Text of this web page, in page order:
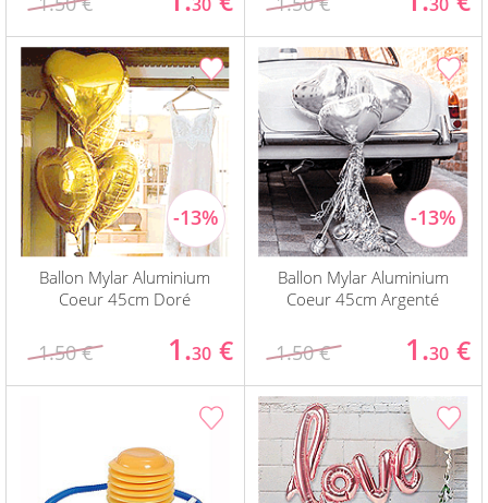
30 30
Ballon Mylar Aluminium
Coeur 45cm Doré
1.50 € 1.30 €
Ballon Mylar Aluminium
Coeur 45cm Argenté
1.50 € 1.30 €